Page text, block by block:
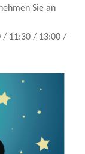
Sie an
/ 11:30 / 13:00 /